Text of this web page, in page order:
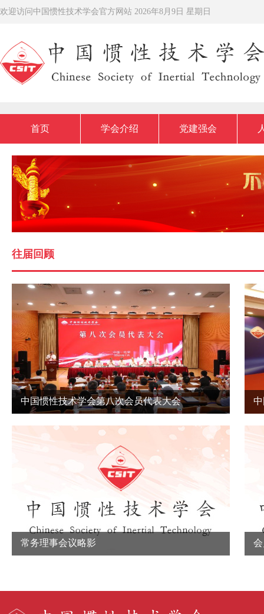
欢迎访问中国惯性技术学会官方网站 2026年8月9日 星期日
首页 学会介绍 党建强会
往届回顾
中国惯性技术学会第八次会员代表大会
常务理事会议略影